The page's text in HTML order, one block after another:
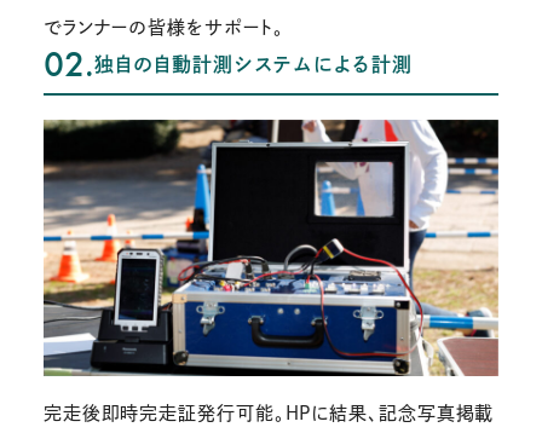
でランナーの皆様をサポート。
02.独自の自動計測システムによる計測
完走後即時完走証発行可能。HPに結果、記念写真掲載